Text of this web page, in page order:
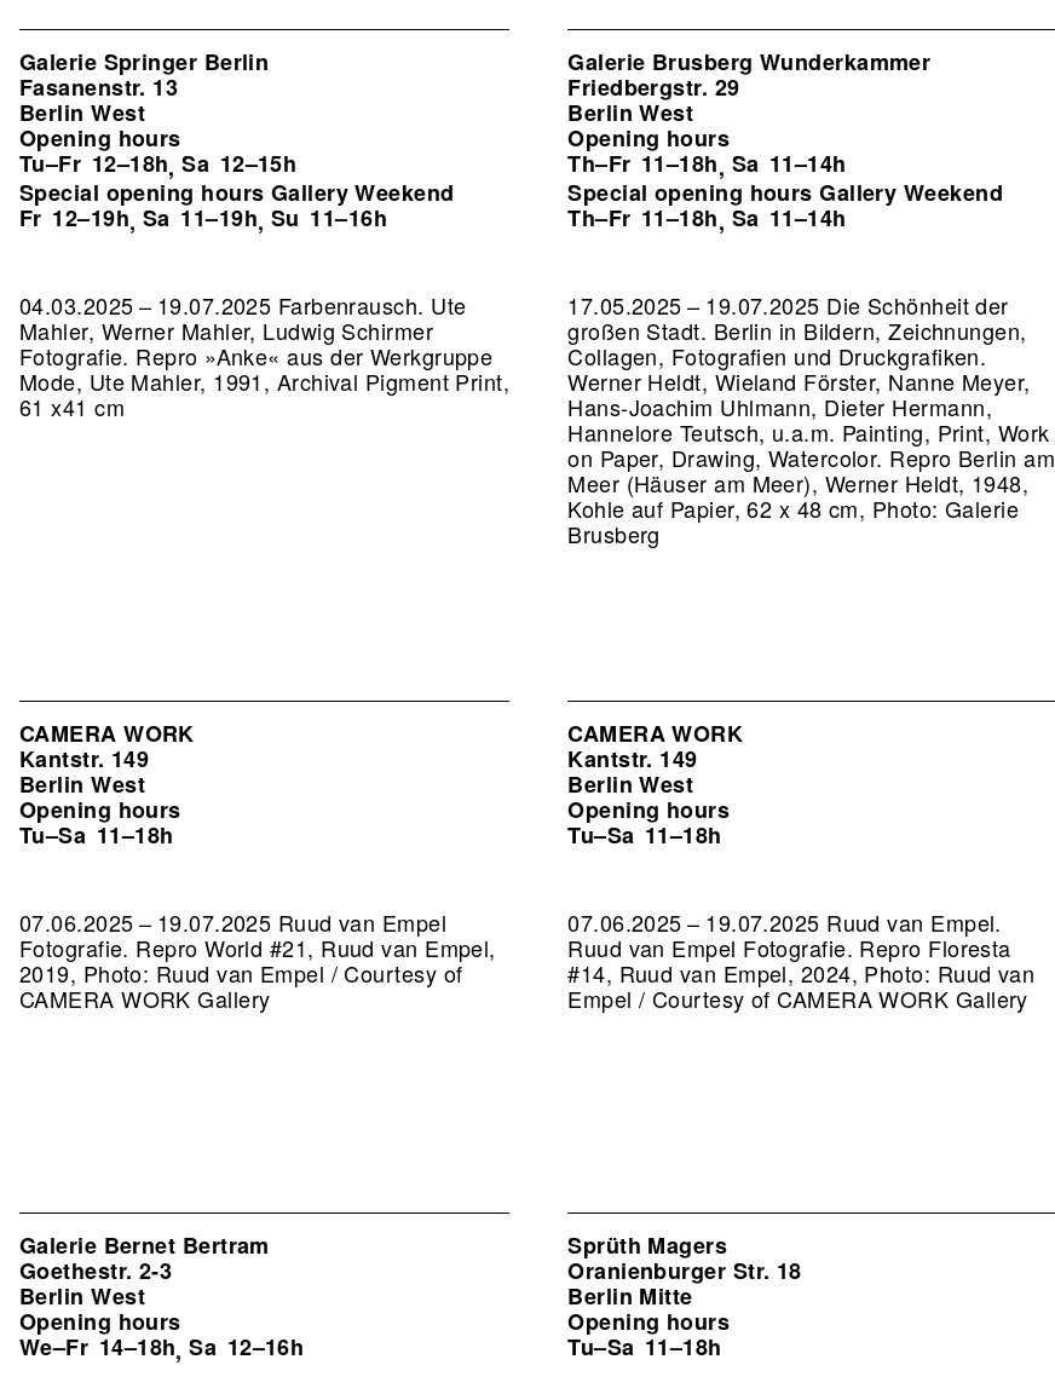
Galerie Springer Berlin
Fasanenstr. 13
Berlin West
Opening hours
Tu–Fr 12–18h,Sa 12–15h
Special opening hours Gallery Weekend
Fr 12–19h, Sa 11–19h, Su 11–16h
04.03.2025 – 19.07.2025 Farbenrausch. Ute
Mahler, Werner Mahler, Ludwig Schirmer
Fotografie. Repro »Anke« aus der Werkgruppe
Mode, Ute Mahler, 1991, Archival Pigment Print,
61 x41 cm
Galerie Brusberg Wunderkammer
Friedbergstr. 29
Berlin West
Opening hours
Th–Fr 11–18h, Sa 11–14h
Special opening hours Gallery Weekend
Th–Fr 11–18h, Sa 11–14h
17.05.2025 – 19.07.2025 Die Schönheit der
großen Stadt. Berlin in Bildern, Zeichnungen,
Collagen, Fotografien und Druckgrafiken.
Werner Heldt, Wieland Förster, Nanne Meyer,
Hans-Joachim Uhlmann, Dieter Hermann,
Hannelore Teutsch, u.a.m. Painting, Print, Work
on Paper, Drawing, Watercolor. Repro Berlin am
Meer (Häuser am Meer), Werner Heldt, 1948,
Kohle auf Papier, 62 x 48 cm, Photo: Galerie
Brusberg
CAMERA WORK
Kantstr. 149
Berlin West
Opening hours
Tu–Sa 11–18h
07.06.2025 – 19.07.2025 Ruud van Empel
Fotografie. Repro World #21, Ruud van Empel,
2019, Photo: Ruud van Empel / Courtesy of
CAMERA WORK Gallery
CAMERA WORK
Kantstr. 149
Berlin West
Opening hours
Tu–Sa 11–18h
07.06.2025 – 19.07.2025 Ruud van Empel.
Ruud van Empel Fotografie. Repro Floresta
#14, Ruud van Empel, 2024, Photo: Ruud van
Empel / Courtesy of CAMERA WORK Gallery
Galerie Bernet Bertram
Goethestr. 2-3
Berlin West
Opening hours
We–Fr 14–18h,Sa 12–16h
Sprüth Magers
Oranienburger Str. 18
Berlin Mitte
Opening hours
Tu–Sa 11–18h